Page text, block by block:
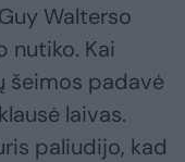
Walterso
nutiko. Kai
šeimos padavė
laivas.
paliudijo, kad